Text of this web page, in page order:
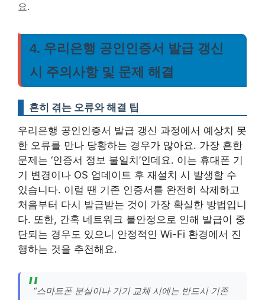
요.
4. 우리은행 공인인증서 발급 갱신
시 주의사항 및 문제 해결
흔히 겪는 오류와 해결 팁
우리은행 공인인증서 발급 갱신 과정에서 예상치 못
한 오류를 만나 당황하는 경우가 많아요. 가장 흔한
문제는 ‘인증서 정보 불일치’인데요. 이는 휴대폰 기
기 변경이나 OS 업데이트 후 재설치 시 발생할 수
있습니다. 이럴 땐 기존 인증서를 완전히 삭제하고
처음부터 다시 발급받는 것이 가장 확실한 방법입니
다. 또한, 간혹 네트워크 불안정으로 인해 발급이 중
단되는 경우도 있으니 안정적인 Wi-Fi 환경에서 진
행하는 것을 추천해요.
“스마트폰 분실이나 기기 교체 시에는 반드시 기존